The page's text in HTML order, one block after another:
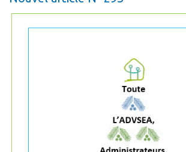
Les Pôles
Service de Prévention spécialisée territorialisée